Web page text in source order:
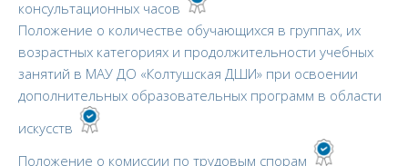
консультационных часов
Положение о количестве обучающихся в группах, их
возрастных категориях и продолжительности учебных
занятий в МАУ ДО «Колтушская ДШИ» при освоении
дополнительных образовательных программ в области
искусств
Положение о комиссии по трудовым спорам